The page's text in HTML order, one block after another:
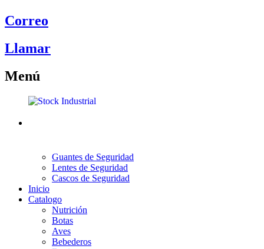
Correo
Llamar
Menú
Guantes de Seguridad
Lentes de Seguridad
Cascos de Seguridad
Inicio
Catalogo
Nutrición
Botas
Aves
Bebederos